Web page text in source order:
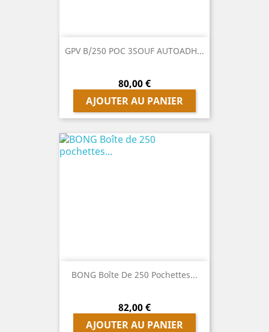
GPV B/250 POC 3SOUF AUTOADH...
Prix
80,00 €
AJOUTER AU PANIER
BONG Boîte De 250 Pochettes...
Prix
82,00 €
AJOUTER AU PANIER